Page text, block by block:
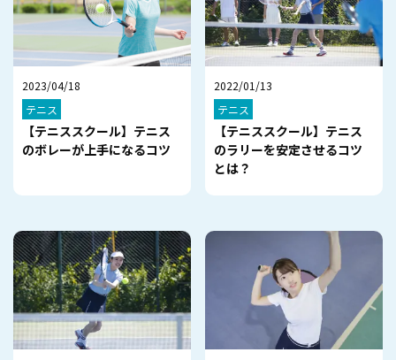
2023/04/18
テニス
【テニススクール】テニス
のボレーが上手になるコツ
2022/01/13
テニス
【テニススクール】テニス
のラリーを安定させるコツ
とは？